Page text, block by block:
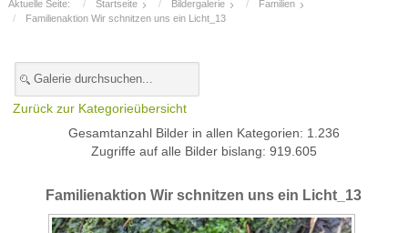
Aktuelle Seite: Startseite Bildergalerie
Familien
Familienaktion Wir schnitzen uns ein Licht_13
Zurück zur Kategorieübersicht
Gesamtanzahl Bilder in allen Kategorien: 1.236
Zugriffe auf alle Bilder bislang: 919.605
Familienaktion Wir schnitzen uns ein Licht_13